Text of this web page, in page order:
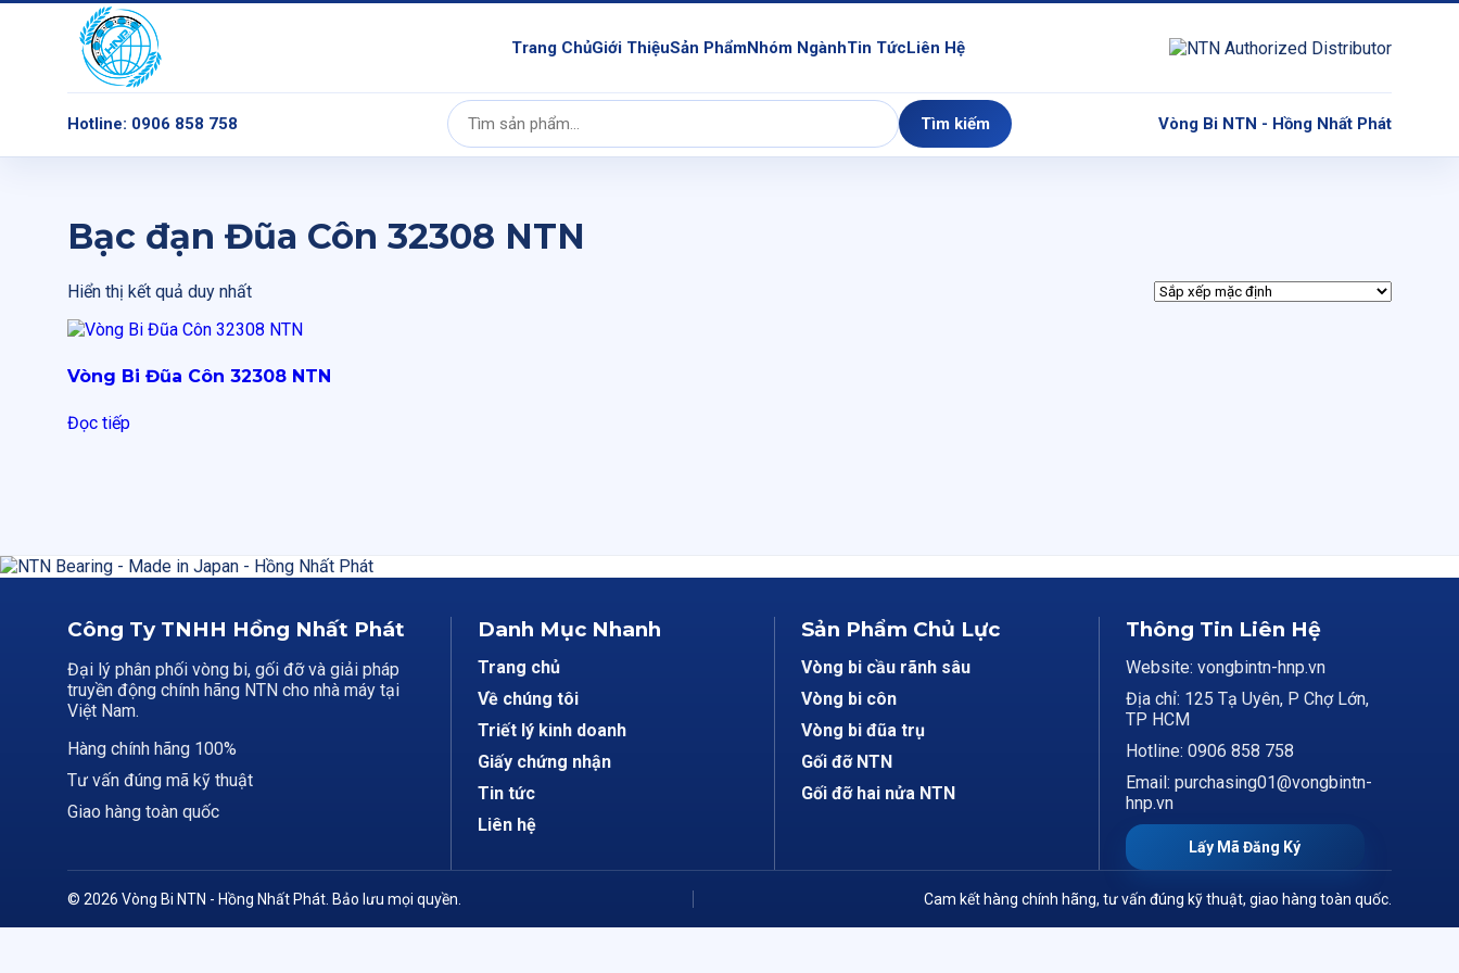
Trang ChủGiới ThiệuSản PhẩmNhóm NgànhTin TứcLiên Hệ
Hotline: 0906 858 758
Tìm
kiếm:
Tìm kiếm Vòng Bi NTN - Hồng Nhất Phát
Bạc đạn Đũa Côn 32308 NTN
Hiển thị kết quả duy nhất
Vòng Bi Đũa Côn 32308 NTN
Đọc tiếp
Công Ty TNHH Hồng Nhất Phát
Đại lý phân phối vòng bi, gối đỡ và giải pháp
truyền động chính hãng NTN cho nhà máy tại
Việt Nam.
Hàng chính hãng 100%
Tư vấn đúng mã kỹ thuật
Giao hàng toàn quốc
Danh Mục Nhanh
Trang chủ
Về chúng tôi
Triết lý kinh doanh
Giấy chứng nhận
Tin tức
Liên hệ
Sản Phẩm Chủ Lực
Vòng bi cầu rãnh sâu
Vòng bi côn
Vòng bi đũa trụ
Gối đỡ NTN
Gối đỡ hai nửa NTN
Thông Tin Liên Hệ
Website: vongbintn-hnp.vn
Địa chỉ: 125 Tạ Uyên, P Chợ Lớn,
TP HCM
Hotline: 0906 858 758
Email: purchasing01@vongbintn-
hnp.vn
Lấy Mã Đăng Ký
© 2026 Vòng Bi NTN - Hồng Nhất Phát. Bảo lưu mọi quyền. Cam kết hàng chính hãng, tư vấn đúng kỹ thuật, giao hàng toàn quốc.